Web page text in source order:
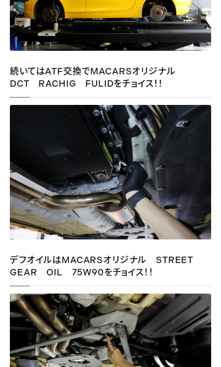
続いてはATF交換でMACARSオリジナル
DCT RACHIG FULIDをチョイス！！
デフオイルはMACARSオリジナル STREET
GEAR OIL 75W90をチョイス！！